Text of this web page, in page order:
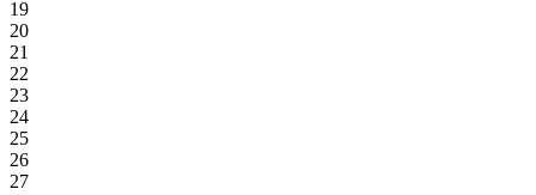
19
20
21
22
23
24
25
26
27